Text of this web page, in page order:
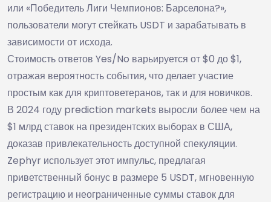
или «Победитель Лиги Чемпионов: Барселона?»,
пользователи могут стейкать USDT и зарабатывать в
зависимости от исхода.
Стоимость ответов Yes/No варьируется от $0 до $1,
отражая вероятность события, что делает участие
простым как для криптоветеранов, так и для новичков.
В 2024 году prediction markets выросли более чем на
$1 млрд ставок на президентских выборах в США,
доказав привлекательность доступной спекуляции.
Zephyr использует этот импульс, предлагая
приветственный бонус в размере 5 USDT, мгновенную
регистрацию и неограниченные суммы ставок для